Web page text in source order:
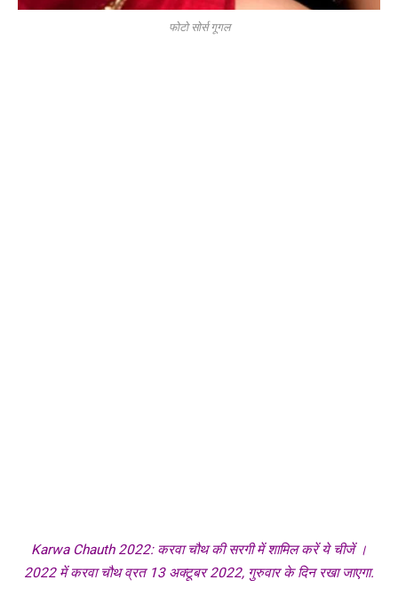
फोटो सोर्स गूगल
Karwa Chauth 2022: करवा चौथ की सरगी में शामिल करें ये चीजें ।
2022 में करवा चौथ व्रत 13 अक्टूबर 2022, गुरुवार के दिन रखा जाएगा.